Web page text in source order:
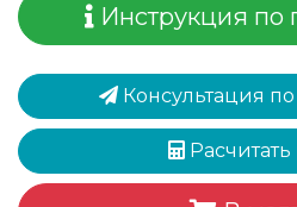
Инструкция
Консультация
Расчитать